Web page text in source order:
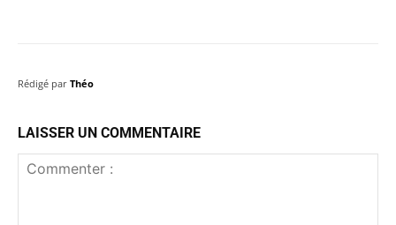
Rédigé par Théo
LAISSER UN COMMENTAIRE